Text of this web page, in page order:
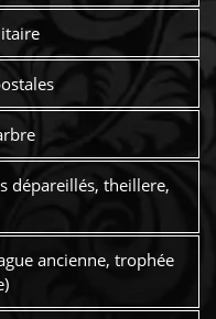
dépareillés, theillere,
ancienne, trophée